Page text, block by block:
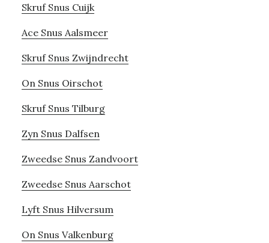
Skruf Snus Cuijk
Ace Snus Aalsmeer
Skruf Snus Zwijndrecht
On Snus Oirschot
Skruf Snus Tilburg
Zyn Snus Dalfsen
Zweedse Snus Zandvoort
Zweedse Snus Aarschot
Lyft Snus Hilversum
On Snus Valkenburg